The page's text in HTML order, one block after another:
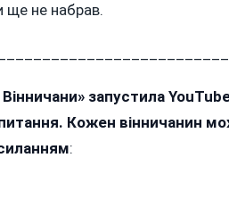
ще не набрав.
запустила
питання. Кожен вінничанин
: